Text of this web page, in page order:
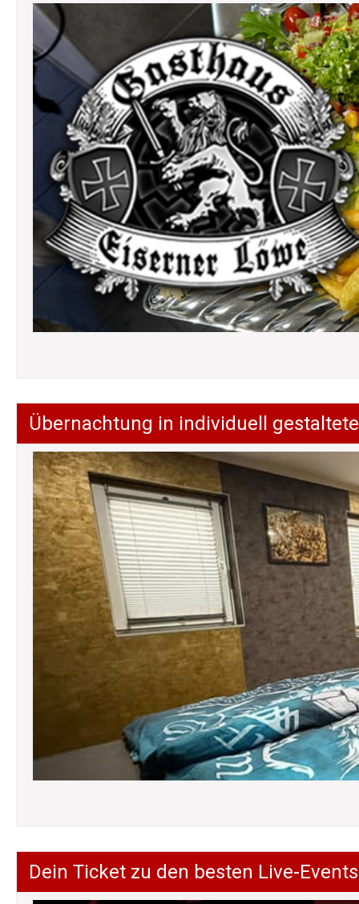
Übernachtung in individuell
Dein Ticket zu den besten Live-Events